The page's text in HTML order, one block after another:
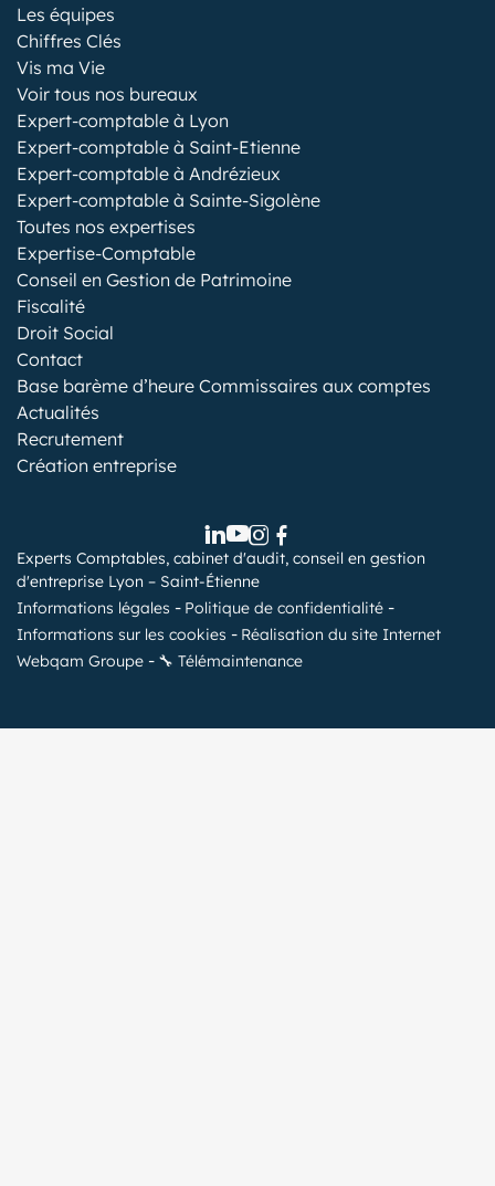
Les équipes
Chiffres Clés
Vis ma Vie
Voir tous nos bureaux
Expert-comptable à Lyon
Expert-comptable à Saint-Etienne
Expert-comptable à Andrézieux
Expert-comptable à Sainte-Sigolène
Toutes nos expertises
Expertise-Comptable
Conseil en Gestion de Patrimoine
Fiscalité
Droit Social
Contact
Base barème d’heure Commissaires aux comptes
Actualités
Recrutement
Création entreprise
Experts Comptables, cabinet d'audit, conseil en gestion
d'entreprise Lyon – Saint-Étienne
Informations légales
Politique de confidentialité
Informations sur les cookies
Réalisation du site Internet
Webqam Groupe
🔧 Télémaintenance